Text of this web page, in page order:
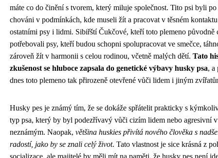
máte co do činění s tvorem, který miluje společnost. Tito psi byli po
chováni v podmínkách, kde museli žít a pracovat v těsném
ostatními psy i lidmi. Sibiřští Čukčové, kteří toto plemeno původně
potřebovali psy, kteří budou schopni spolupracovat ve smečce,
zároveň žít v harmonii s celou rodinou, včetně malých dětí. Tato
zkušenost se hluboce zapsala do genetické výbavy husky psa, a
dnes toto plemeno tak přirozeně otevřené vůči lidem i jiným
Husky pes je známý tím, že se dokáže spřátelit prakticky s
typ psa, který by byl podezřívavý vůči cizím lidem nebo agresivní
neznámým. Naopak, většina huskies přivítá nového člověka s
radostí, jako by se znali celý život. Tato vlastnost je sice krásná z
socializace, ale majitelé by měli mít na paměti, že husky pes není